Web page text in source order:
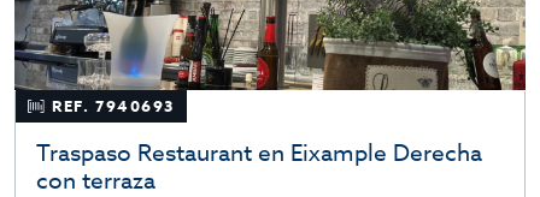
REF. 7940693
Traspaso Restaurant en Eixample Derecha
con terraza